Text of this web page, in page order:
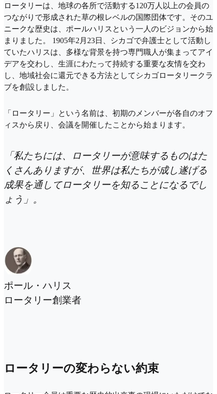
ロータリーは、地球の各所で活動する120万人以上の会員の
つながりで形成された草の根レベルの国際団体です。そのユ
ニークな歴史は、ポールハリスという一人のビジョンから始
まりました。 1905年2月23日、シカゴで弁護士として活動し
ていたハリスは、多様な背景を持つ専門職人が集まってアイ
デアを交わし、生涯にわたって持続する重要な友情を交わ
し、地域社会に還元できる方法としてシカゴロータリークラ
ブを創設しました。
「ロータリー」という名前は、初期のメンバーが各自のオフ
ィスから戻り、会議を開催したことから始まります。
「私たちには、ロータリーが意味するものはた
くさんありますが、世界は私たちが成し遂げる
成果を通してロータリーを知ることになるでし
ょう」。
ポール・ハリス
ロータリー創業者
ロータリーの変わらない約束